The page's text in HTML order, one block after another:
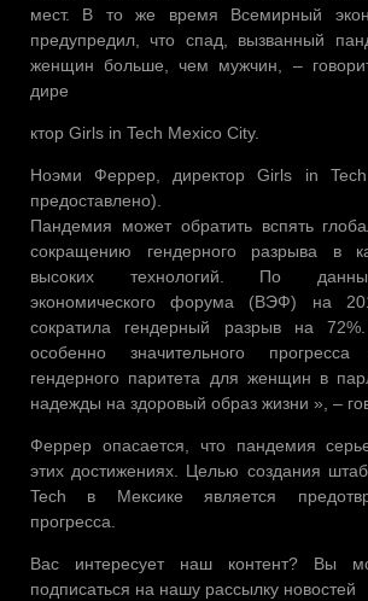
мест. В то же время Всемирный
предупредил, что спад, вызванный
женщин больше, чем мужчин, –
дире
ктор Girls in Tech Mexico City.
Ноэми Феррер, директор Girls in
предоставлено).
Пандемия может обратить вспять
сокращению гендерного разрыва в
высоких технологий. По
экономического форума (ВЭФ) на
сократила гендерный разрыв на
особенно значительного
гендерного паритета для женщин в
надежды на здоровый образ жизни », –
Феррер опасается, что пандемия
этих достижениях. Целью создания
Tech в Мексике является
прогресса.
Вас интересует наш контент? Вы
подписаться на нашу рассылку новостей